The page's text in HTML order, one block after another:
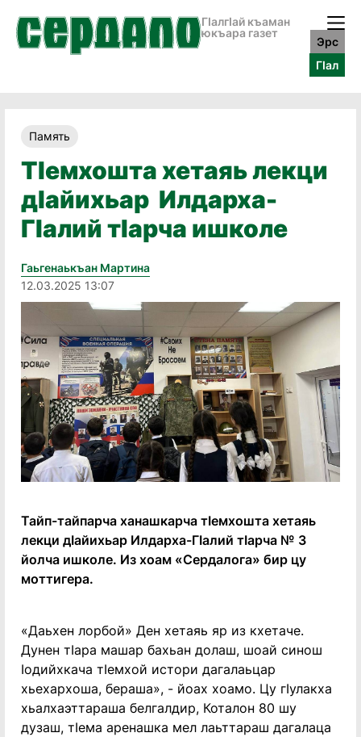
ГӀалгӀай къаман
юкъара газет
Эрс
ГӀал
Память
ТIемхошта хетаяь лекци
дIайихьар Илдарха-
ГIалий тIарча ишколе
Гаьгенаькъан Мартина
12.03.2025 13:07
Тайп-тайпарча ханашкарча тIемхошта хетаяь
лекци дIайихьар Илдарха-ГIалий тIарча № 3
йолча ишколе. Из хоам «Сердалога» бир цу
моттигера.
«Даьхен лорбой» Ден хетаяь яр из кхетаче.
Дунен тIара машар бахьан долаш, шоай синош
Iодийхкача тIемхой истори дагалаьцар
хьехархоша, бераша», - йоах хоамо. Цу гIулакха
хьалхаэттараша белгалдир, Коталон 80 шу
дузаш, тIема аренашка мел лаьттараш дагалаца